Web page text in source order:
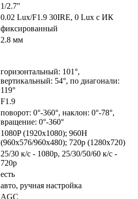
1/2.7"
0.02 Lux/F1.9 30IRE, 0 Lux с ИК
фиксированный
2.8 мм
горизонтальный: 101°,
вертикальный: 54°, по диагонали:
119°
F1.9
поворот: 0°-360°, наклон: 0°-78°,
вращение: 0°-360°
1080P (1920x1080); 960H
(960x576/960x480); 720p (1280x720)
25/30 к/с - 1080p, 25/30/50/60 к/с -
720p
есть
авто, ручная настройка
AGC